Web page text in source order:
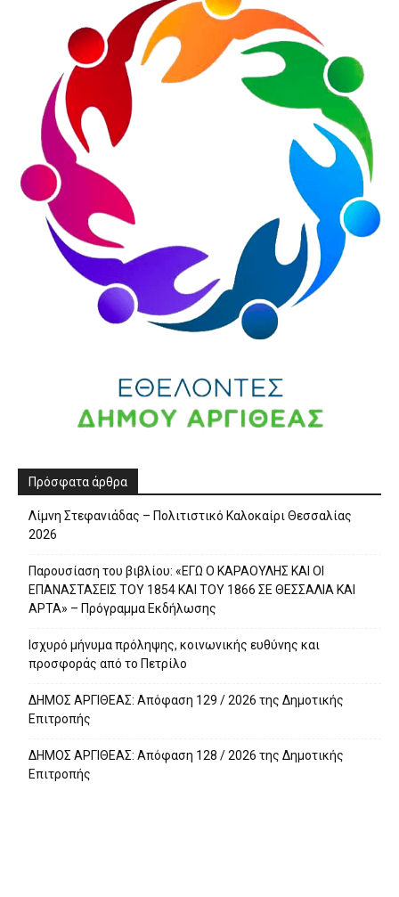
Πρόσφατα άρθρα
Λίμνη Στεφανιάδας – Πολιτιστικό Καλοκαίρι Θεσσαλίας
2026
Παρουσίαση του βιβλίου: «ΕΓΩ Ο ΚΑΡΑΟΥΛΗΣ ΚΑΙ ΟΙ
ΕΠΑΝΑΣΤΑΣΕΙΣ ΤΟΥ 1854 ΚΑΙ ΤΟΥ 1866 ΣΕ ΘΕΣΣΑΛΙΑ ΚΑΙ
ΑΡΤΑ» – Πρόγραμμα Εκδήλωσης
Ισχυρό μήνυμα πρόληψης, κοινωνικής ευθύνης και
προσφοράς από το Πετρίλο
ΔΗΜΟΣ ΑΡΓΙΘΕΑΣ: Απόφαση 129 / 2026 της Δημοτικής
Επιτροπής
ΔΗΜΟΣ ΑΡΓΙΘΕΑΣ: Απόφαση 128 / 2026 της Δημοτικής
Επιτροπής